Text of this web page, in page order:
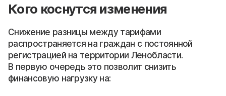
Кого коснутся изменения
Снижение разницы между тарифами
распространяется на граждан с постоянной
регистрацией на территории Ленобласти.
В первую очередь это позволит снизить
финансовую нагрузку на: